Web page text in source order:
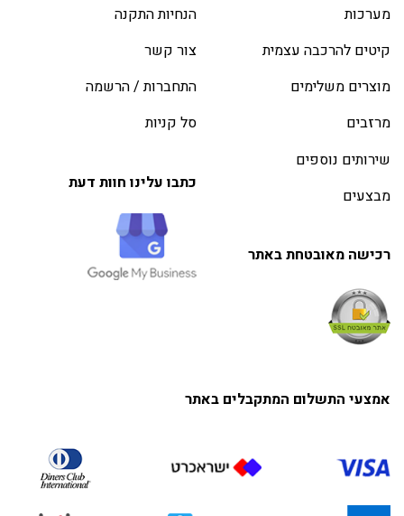
מערכות
קיטים להרכבה עצמית
מוצרים משלימים
מרזבים
שירותים נוספים
מבצעים
רכישה מאובטחת באתר
הנחיות התקנה
צור קשר
התחברות / הרשמה
סל קניות
כתבו עלינו חוות דעת
אמצעי התשלום המתקבלים באתר